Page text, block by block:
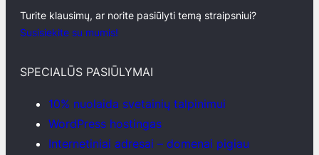
Turite klausimų, ar norite pasiūlyti temą straipsniui?
Susisiekite su mumis!
SPECIALŪS PASIŪLYMAI
10% nuolaida svetainių talpinimui
WordPress hostingas
Internetiniai adresai – domenai pigiau